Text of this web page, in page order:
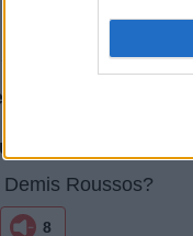
Roussos
Roussos?
8